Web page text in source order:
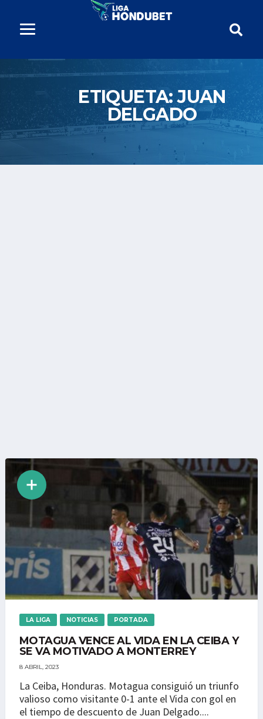
ETIQUETA:JUAN
DELGADO
LA LIGA NOTICIAS PORTADA
MOTAGUA VENCE AL VIDA EN LA CEIBA Y
SE VA MOTIVADO A MONTERREY
8 ABRIL, 2023
La Ceiba, Honduras. Motagua consiguió un triunfo
valioso como visitante 0-1 ante el Vida con gol en
el tiempo de descuento de Juan Delgado....